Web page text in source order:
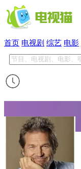
首页 电视剧 综艺 电影